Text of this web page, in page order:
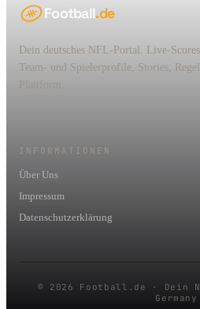
Football.de
Dein deutsches NFL-Portal. Live-
Team- und Spielerprofile, Stories,
Plattform.
INFORMATIONEN
Über Uns
Impressum
Datenschutzerklärung
© 2026 Football.de · Dein
Germany